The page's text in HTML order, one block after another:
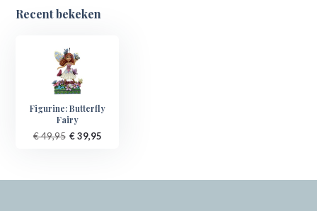
Recent bekeken
Figurine: Butterfly
Fairy
€ 49,95 € 39,95